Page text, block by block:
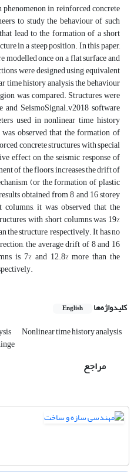
in reinforced concrete
to study the behaviour of such
lead to the formation of a short
in a steep position. In this paper,
once on a flat surface and
were designed using equivalent
time history analysis, the behaviour
was compared. Structures were
SeismoSignal.v2018 software
used in nonlinear time history
observed that the formation of
concrete structures with special
effect on the seismic response of
of the floors, increases the drift of
(or the formation of plastic
obtained from 8 and 16 storey
it was observed that the
with short columns was 19%
the structure, respectively. It has no
the average drift of 8 and 16
is 7% and 12.8% more than the
کلیدواژه‌ها English
Nonlinear time history analysis
مراجع